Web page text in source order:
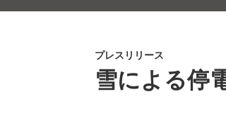
プレスリリース
雪による停